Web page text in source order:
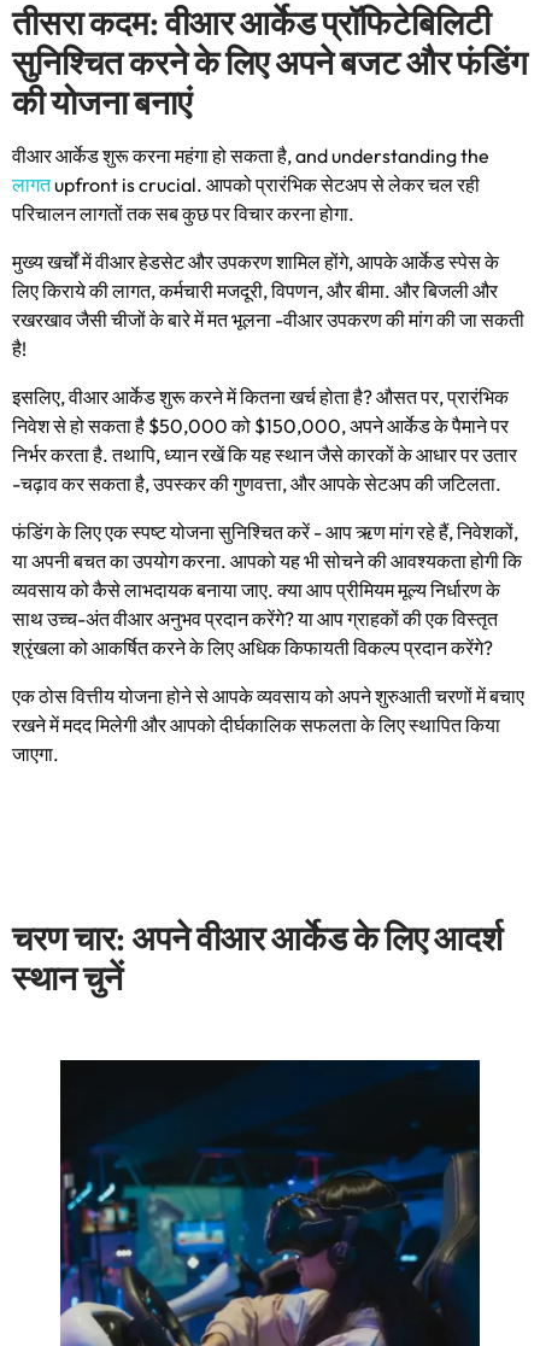
तीसरा कदम: वीआर आर्केड प्रॉफिटेबिलिटी
सुनिश्चित करने के लिए अपने बजट और फंडिंग
की योजना बनाएं
वीआर आर्केड शुरू करना महंगा हो सकता है,and understanding the
लागतupfront is crucial. आपको प्रारंभिक सेटअप से लेकर चल रही
परिचालन लागतों तक सब कुछ पर विचार करना होगा.
मुख्य खर्चों में वीआर हेडसेट और उपकरण शामिल होंगे, आपके आर्केड स्पेस के
लिए किराये की लागत, कर्मचारी मजदूरी, विपणन, और बीमा. और बिजली और
रखरखाव जैसी चीजों के बारे में मत भूलना -वीआर उपकरण की मांग की जा सकती
है!
इसलिए, वीआर आर्केड शुरू करने में कितना खर्च होता है? औसत पर, प्रारंभिक
निवेश से हो सकता है $50,000 को $150,000, अपने आर्केड के पैमाने पर
निर्भर करता है. तथापि, ध्यान रखें कि यह स्थान जैसे कारकों के आधार पर उतार
-चढ़ाव कर सकता है, उपस्कर की गुणवत्ता, और आपके सेटअप की जटिलता.
फंडिंग के लिए एक स्पष्ट योजना सुनिश्चित करें - आप ऋण मांग रहे हैं, निवेशकों,
या अपनी बचत का उपयोग करना. आपको यह भी सोचने की आवश्यकता होगी कि
व्यवसाय को कैसे लाभदायक बनाया जाए. क्या आप प्रीमियम मूल्य निर्धारण के
साथ उच्च-अंत वीआर अनुभव प्रदान करेंगे? या आप ग्राहकों की एक विस्तृत
श्रृंखला को आकर्षित करने के लिए अधिक किफायती विकल्प प्रदान करेंगे?
एक ठोस वित्तीय योजना होने से आपके व्यवसाय को अपने शुरुआती चरणों में बचाए
रखने में मदद मिलेगी और आपको दीर्घकालिक सफलता के लिए स्थापित किया
जाएगा.
चरण चार: अपने वीआर आर्केड के लिए आदर्श
स्थान चुनें